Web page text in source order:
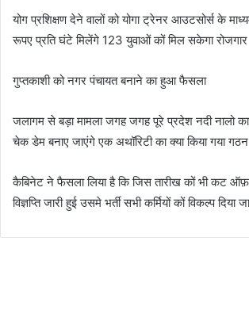
योग प्रशिक्षण देने वालों को योगा ट्रेनर आउटसोर्स के
रूपए प्रति घंटे मिलेंगे 123 युवाओं कों मिल सकेगा रोजगार
गुप्तकाशी को नगर पंचायत बनाने का हुआ फैसला
जलागम से बड़ा मामला जगह जगह पूरे प्रदेश नदी नालो
चेक डेम बनाए जाएंगे एक अथॉरिटी का क्या किया गया गठन
कैबिनेट ने फैसला लिया है कि जिस तारीख कों भी कट
विज्ञप्ति जारी हुई उसमे भर्ती सभी कर्मियों कों विकल्प दिया